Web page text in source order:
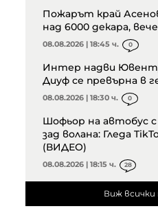
Пожарът край
над 6000 декара,
08.08.2026 | 18:45 ч. 0
Интер надви
Диуф се превърна в
08.08.2026 | 18:30 ч. 0
Шофьор на автобус
зад волана: Гледа
(ВИДЕО)
08.08.2026 | 18:15 ч. 28
Виж всички